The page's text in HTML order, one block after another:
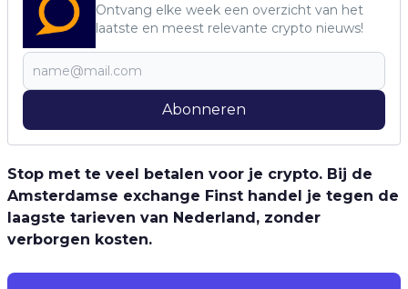
Ontvang elke week een overzicht van het
laatste en meest relevante crypto nieuws!
Abonneren
Stop met te veel betalen voor je crypto. Bij de
Amsterdamse exchange Finst handel je tegen de
laagste tarieven van Nederland, zonder
verborgen kosten.